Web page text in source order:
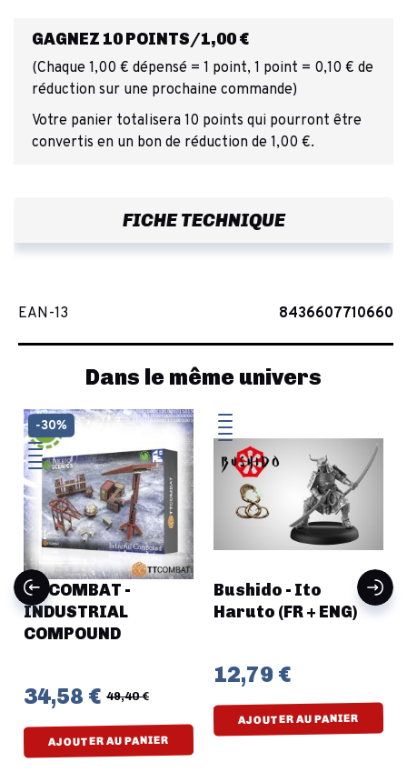
GAGNEZ 10 POINTS/1,00 €
(Chaque 1,00 € dépensé = 1 point, 1 point = 0,10 € de
réduction sur une prochaine commande)
Votre panier totalisera 10 points qui pourront être
convertis en un bon de réduction de 1,00 €.
FICHE TECHNIQUE
EAN-13 8436607710660
Dans le même univers
TT COMBAT -
INDUSTRIAL
COMPOUND
34,58 € 49,40 €
AJOUTER AU PANIER
-30%
Bushido - Ito
Haruto (FR + ENG)
12,79 €
AJOUTER AU PANIER